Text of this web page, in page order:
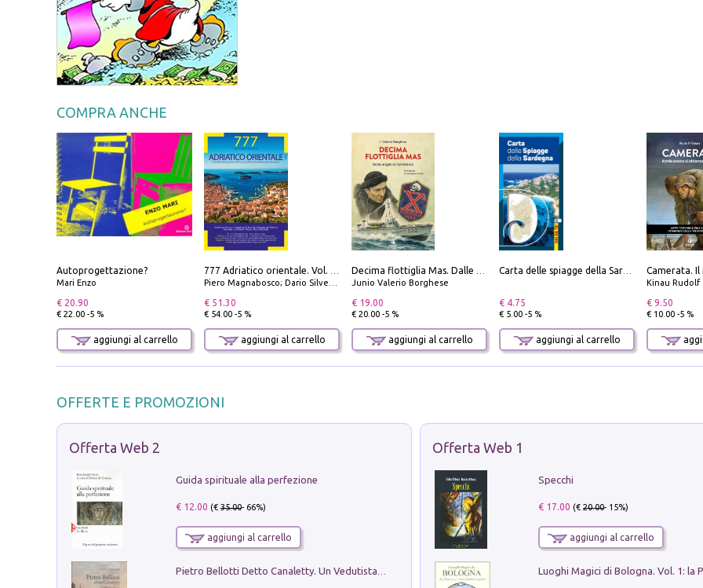
COMPRA ANCHE
Autoprogettazione?
Mari Enzo
€ 20.90
€ 22.00 -5 %
aggiungi al carrello
777 Adriatico orientale. Vol. 2: Costa della Dalmazia da Zara a Molunat, Isole della Dalmazia Meridionale e Montenegro
Piero Magnabosco; Dario Silvestro; Marco Sbrizzi
€ 51.30
€ 54.00 -5 %
aggiungi al carrello
Decima flottiglia Mas. Dalle origini all'armistizio
Junio Valerio Borghese
€ 19.00
€ 20.00 -5 %
aggiungi al carrello
Carta delle spiagge della Sardegna. Con custodia
€ 4.75
€ 5.00 -5 %
aggiungi al carrello
Kinau Rudolf
€ 9.50
€ 10.00 -5 %
OFFERTE E PROMOZIONI
Offerta Web 2
Guida spirituale alla perfezione
€ 12.00 (€35.00- 66%)
aggiungi al carrello
Pietro Bellotti Detto Canaletty. Un Vedutista Veneziano nella Francia dell'Ancien Régime
Offerta Web 1
Specchi
€ 17.00 (€20.00- 15%)
aggiungi al carrello